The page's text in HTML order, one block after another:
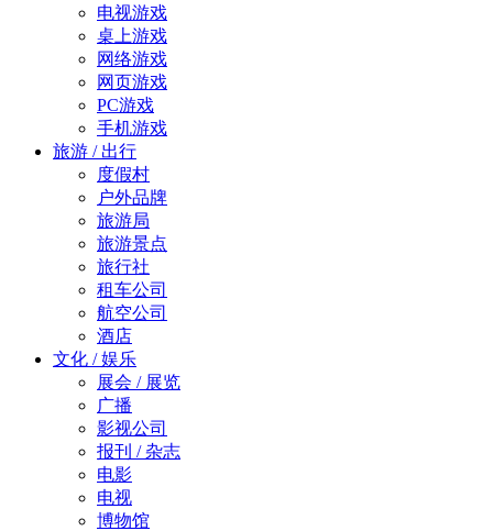
电视游戏
桌上游戏
网络游戏
网页游戏
PC游戏
手机游戏
旅游 / 出行
度假村
户外品牌
旅游局
旅游景点
旅行社
租车公司
航空公司
酒店
文化 / 娱乐
展会 / 展览
广播
影视公司
报刊 / 杂志
电影
电视
博物馆